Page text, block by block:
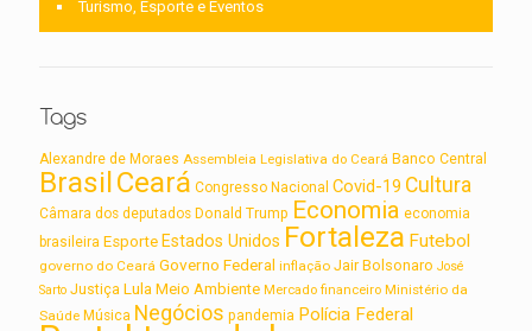
Turismo, Esporte e Eventos
Tags
Alexandre de Moraes Assembleia Legislativa do Ceará Banco Central
BrasilCeará Congresso Nacional Covid-19 Cultura
Câmara dos deputados Donald Trump Economia economia
brasileira Esporte Estados Unidos Fortaleza Futebol
governo do Ceará Governo Federal inflação Jair Bolsonaro José
Sarto Justiça Lula Meio Ambiente Mercado financeiro Ministério da
Saúde Música Negócios pandemia Polícia Federal